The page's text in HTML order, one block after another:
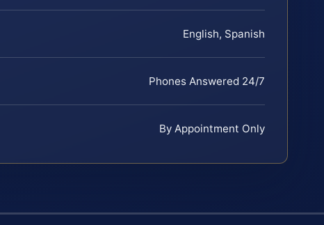
English, Spanish
Phones Answered 24/7
By Appointment Only